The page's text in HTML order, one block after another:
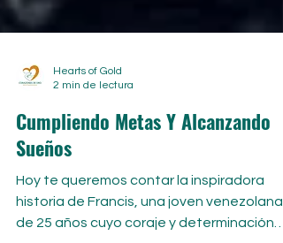
Cumpliendo Metas Y Alcanzando
Sueños
Hoy te queremos contar la inspiradora
historia de Francis, una joven venezolana